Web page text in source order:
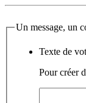
Un message, un
Texte de
Pour créer